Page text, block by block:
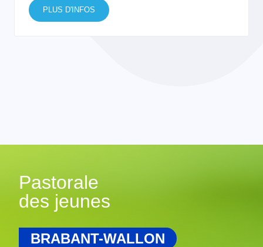
PLUS D'INFOS
Pastorale
des jeunes
BRABANT-WALLON